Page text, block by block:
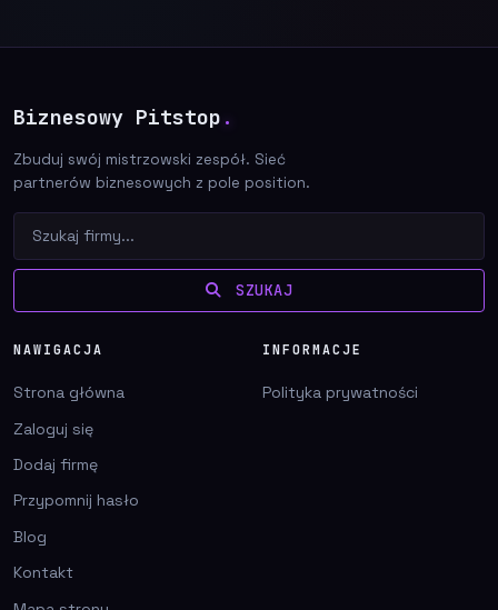
Biznesowy Pitstop .
Zbuduj swój mistrzowski zespół. Sieć
partnerów biznesowych z pole position.
SZUKAJ
NAWIGACJA
Strona główna
Zaloguj się
Dodaj firmę
Przypomnij hasło
Blog
Kontakt
INFORMACJE
Polityka prywatności